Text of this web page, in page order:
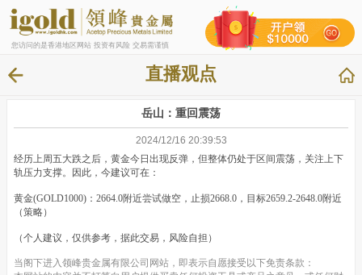
您访问的是香港地区网站 投资有风险 交易需谨慎
直播观点
岳山：重回震荡
2024/12/16 20:39:53
经历上周五大跌之后，黄金今日出现反弹，但整体仍处于区间震荡，关注上下
轨压力支撑。因此，今建议可在：
黄金(GOLD1000)：2664.0附近尝试做空，止损2668.0，目标2659.2-2648.0附近
（策略）
（个人建议，仅供参考，据此交易，风险自担）
当阁下进入领峰贵金属有限公司网站，即表示自愿接受以下免责条款：